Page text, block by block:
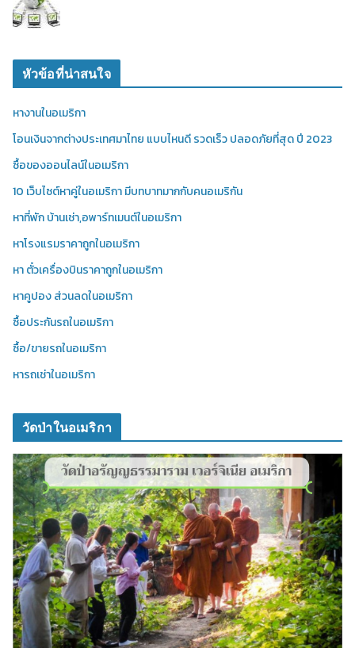
หัวข้อที่น่าสนใจ
หางานในอเมริกา
โอนเงินจากต่างประเทศมาไทย แบบไหนดี รวดเร็ว ปลอดภัยที่สุด ปี 2023
ซื้อของออนไลน์ในอเมริกา
10 เว็บไซต์หาคู่ในอเมริกา มีบทบาทมากกับคนอเมริกัน
หาที่พัก บ้านเช่า,อพาร์ทเมนต์ในอเมริกา
หาโรงแรมราคาถูกในอเมริกา
หา ตั๋วเครื่องบินราคาถูกในอเมริกา
หาคูปอง ส่วนลดในอเมริกา
ซื้อประกันรถในอเมริกา
ซื้อ/ขายรถในอเมริกา
หารถเช่าในอเมริกา
วัดป่าในอเมริกา